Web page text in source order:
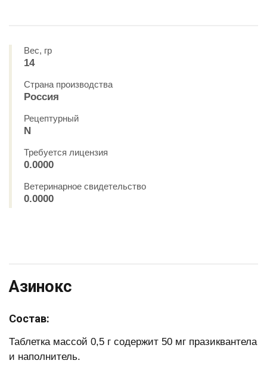
Вес, гр
14
Страна производства
Россия
Рецептурный
N
Требуется лицензия
0.0000
Ветеринарное свидетельство
0.0000
Азинокс
Состав:
Таблетка массой 0,5 г содержит 50 мг празиквантела
и наполнитель.